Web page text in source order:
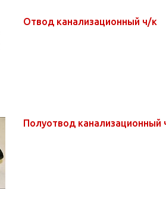
Отвод канализационный ч/к
Полуотвод канализационный